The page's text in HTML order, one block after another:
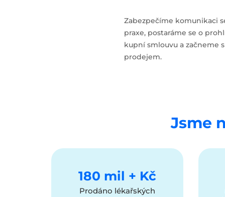
Zabezpečíme komunikaci
praxe, postaráme se o
kupní smlouvu a začneme
prodejem.
Jsme
180 mil + Kč
Prodáno lékařských